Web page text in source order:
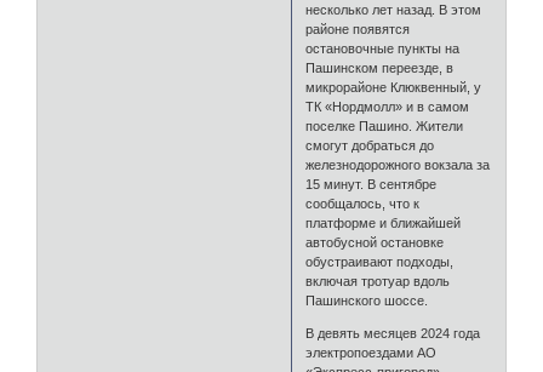
несколько лет назад. В этом
районе появятся
остановочные пункты на
Пашинском переезде, в
микрорайоне Клюквенный, у
ТК «Нордмолл» и в самом
поселке Пашино. Жители
смогут добраться до
железнодорожного вокзала за
15 минут. В сентябре
сообщалось, что к
платформе и ближайшей
автобусной остановке
обустраивают подходы,
включая тротуар вдоль
Пашинского шоссе.
В девять месяцев 2024 года
электропоездами АО